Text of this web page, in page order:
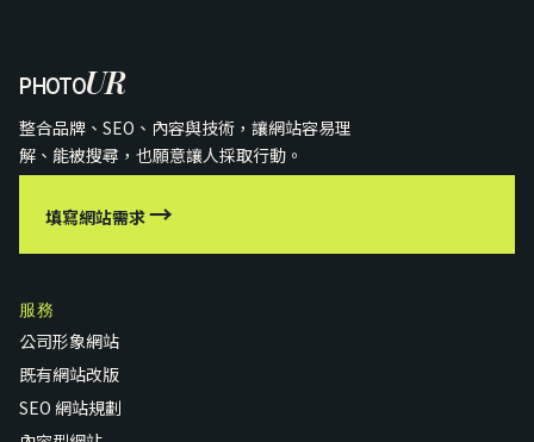
PHOTOUR
整合品牌、SEO、內容與技術，讓網站容易理
解、能被搜尋，也願意讓人採取行動。
填寫網站需求→
服務
公司形象網站
既有網站改版
SEO 網站規劃